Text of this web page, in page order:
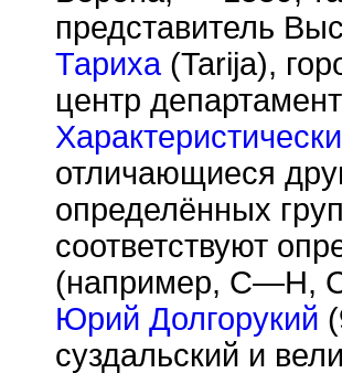
представитель
Тариха(Tarija),
центр
отличающиеся
определённых
соответствуют
(например, С—Н,
Юрий Долгорукий
суздальский и